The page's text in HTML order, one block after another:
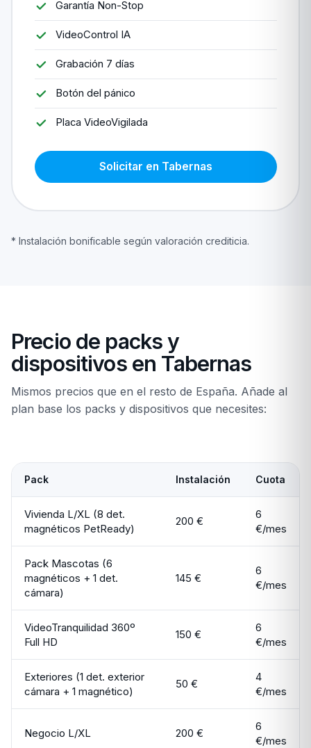
Garantía Non-Stop
VideoControl IA
Grabación 7 días
Botón del pánico
Placa VideoVigilada
Solicitar en Tabernas
* Instalación bonificable según valoración crediticia.
Precio de packs y
dispositivos en Tabernas
Mismos precios que en el resto de España. Añade al
plan base los packs y dispositivos que necesites:
Pack Instalación Cuota
Vivienda L/XL (8 det.
magnéticos PetReady)
200 €
6
€/mes
Pack Mascotas (6
magnéticos + 1 det.
cámara)
145 €
6
€/mes
VideoTranquilidad 360º
Full HD
150 €
6
€/mes
Exteriores (1 det. exterior
cámara + 1 magnético)
50 €
4
€/mes
Negocio L/XL 200 €
6
€/mes